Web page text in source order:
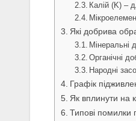
Калій (K) –
Які добрива
Мінеральні
Органічні
Народні
Графік
Як вплинути на
Типові помилки